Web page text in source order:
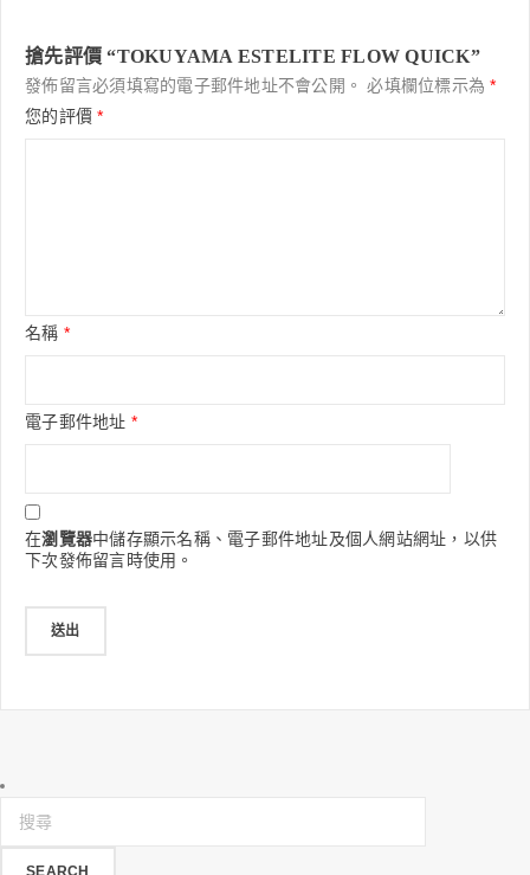
搶先評價 “TOKUYAMA ESTELITE FLOW QUICK”
發佈留言必須填寫的電子郵件地址不會公開。 必填欄位標示為*
您的評價*
名稱 *
電子郵件地址 *
在瀏覽器中儲存顯示名稱、電子郵件地址及個人網站網址，以供
下次發佈留言時使用。